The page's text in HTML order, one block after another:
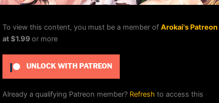
To view this content, you must be a member of Arokai's Patreon
at $1.99 or more
UNLOCK WITH PATREON
Already a qualifying Patreon member? Refresh to access this